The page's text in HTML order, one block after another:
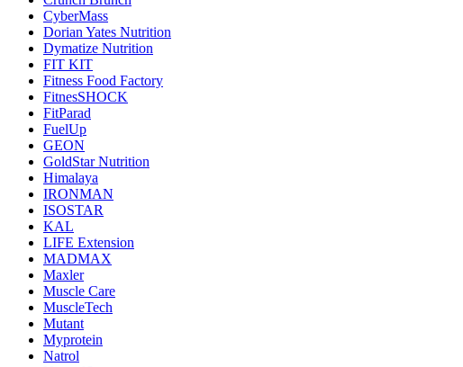
CyberMass
Dorian Yates Nutrition
Dymatize Nutrition
FIT KIT
Fitness Food Factory
FitnesSHOCK
FitParad
FuelUp
GEON
GoldStar Nutrition
Himalaya
IRONMAN
ISOSTAR
KAL
LIFE Extension
MADMAX
Maxler
Muscle Care
MuscleTech
Mutant
Myprotein
Natrol